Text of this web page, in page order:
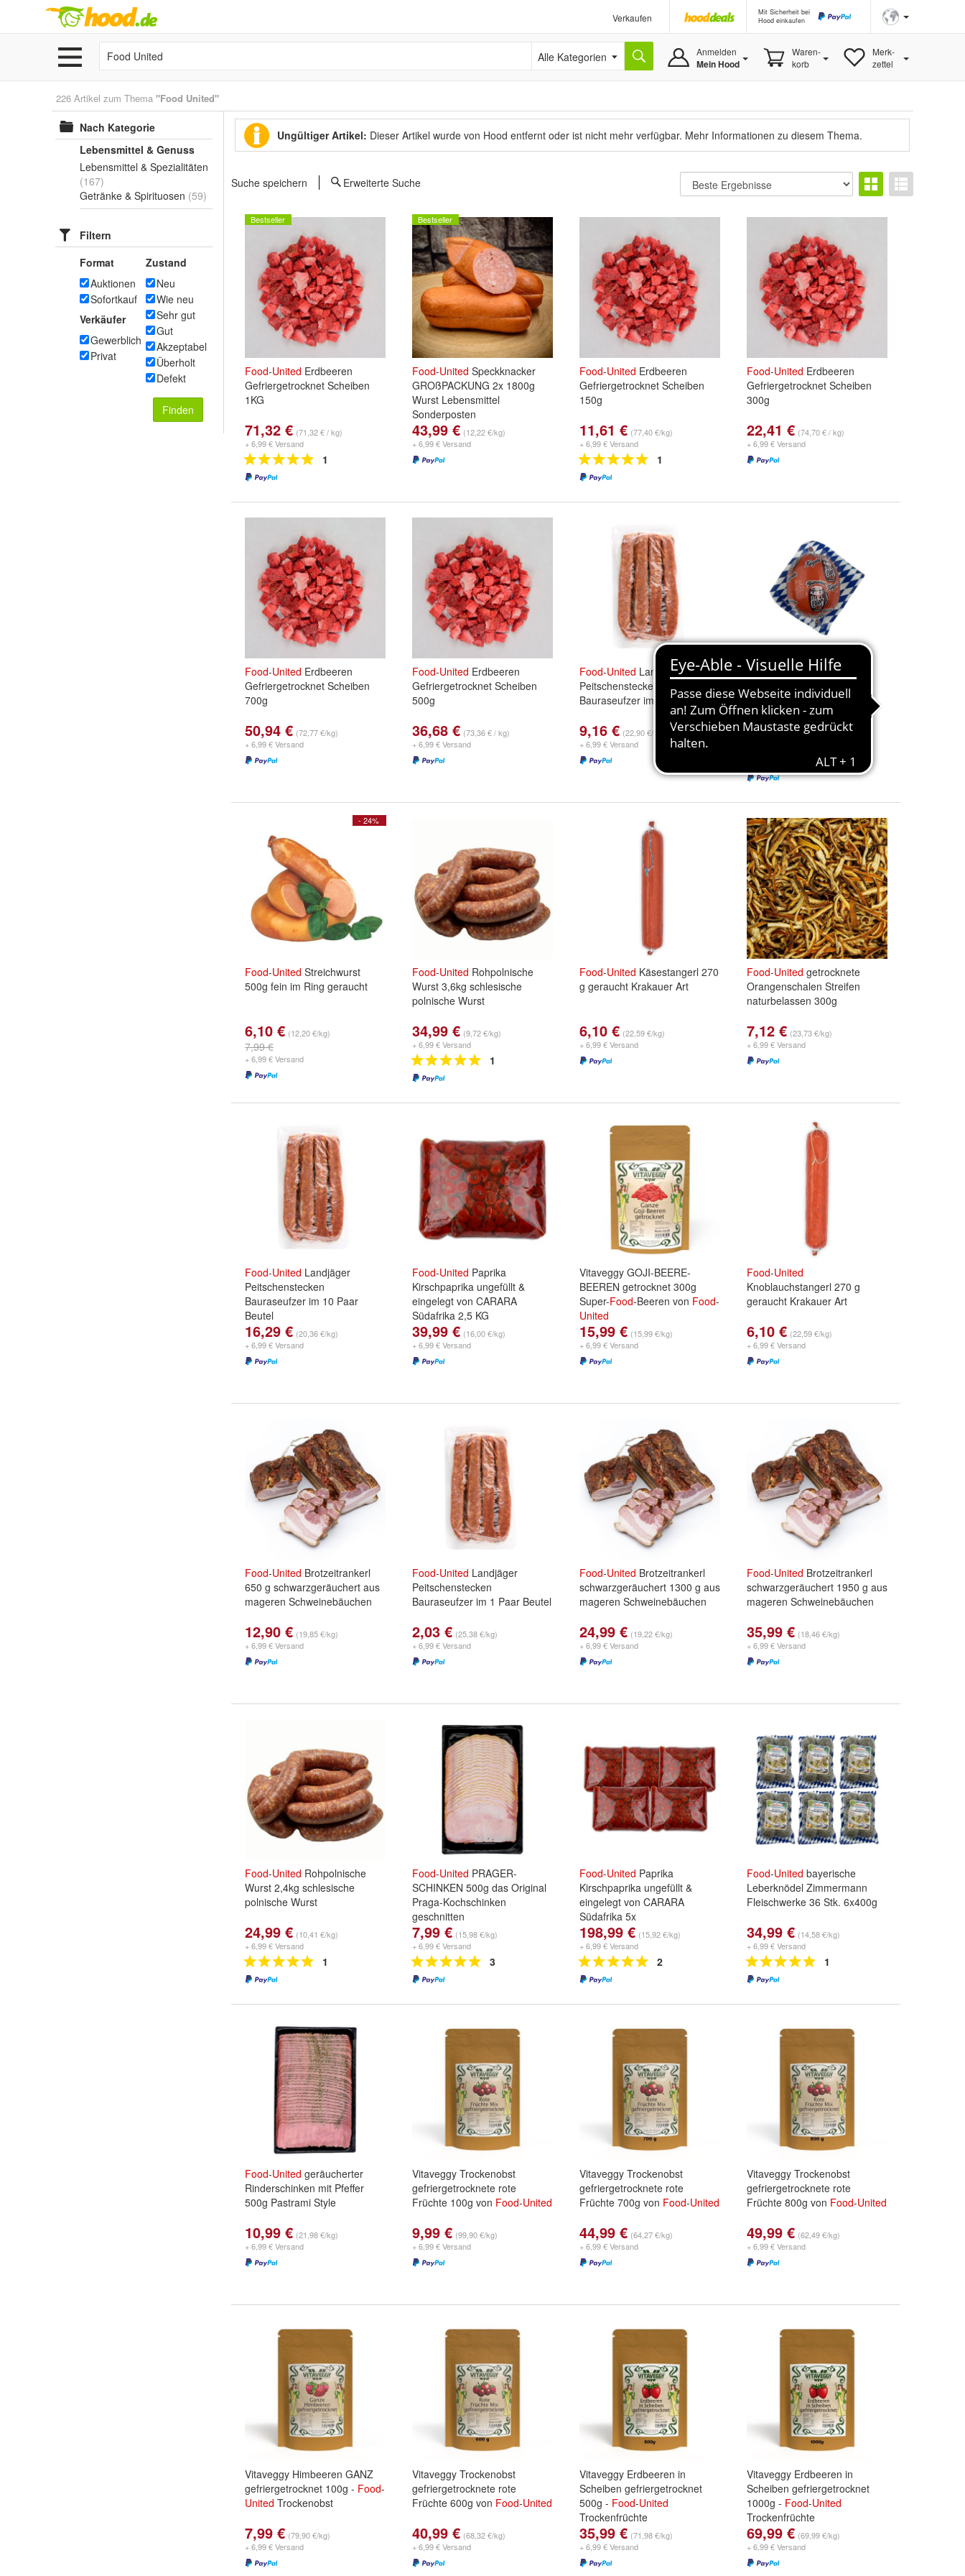
Verkaufen
Mit Sicherheit bei
Hood einkaufen
Alle Kategorien Anmelden
Mein Hood
Waren-
korb
Merk-
zettel
226 Artikel zum Thema "Food United"
Nach Kategorie
Lebensmittel & Genuss
Lebensmittel & Spezialitäten
(167)
Getränke & Spirituosen (59)
Filtern
Format
Auktionen
Sofortkauf
Verkäufer
Gewerblich
Privat
Zustand
Neu
Wie neu
Sehr gut
Gut
Akzeptabel
Überholt
Defekt
Finden
Ungültiger Artikel: Dieser Artikel wurde von Hood entfernt oder ist nicht mehr verfügbar. Mehr Informationen zu diesem Thema.
Suche speichern Erweiterte Suche
Bestseller
Food-United Erdbeeren
Gefriergetrocknet Scheiben
1KG
71,32 € (71,32 € / kg)
+ 6,99 € Versand
1
Bestseller
Food-United Speckknacker
GROßPACKUNG 2x 1800g
Wurst Lebensmittel
Sonderposten
43,99 € (12,22 €/kg)
+ 6,99 € Versand
Food-United Erdbeeren
Gefriergetrocknet Scheiben
150g
11,61 € (77,40 €/kg)
+ 6,99 € Versand
1
Food-United Erdbeeren
Gefriergetrocknet Scheiben
300g
22,41 € (74,70 € / kg)
+ 6,99 € Versand
Food-United Erdbeeren
Gefriergetrocknet Scheiben
700g
50,94 € (72,77 €/kg)
+ 6,99 € Versand
Food-United Erdbeeren
Gefriergetrocknet Scheiben
500g
36,68 € (73,36 € / kg)
+ 6,99 € Versand
Food-United Landjäger
Peitschenstecken
Bauraseufzer im-5 Paar
9,16 € (22,90 €/kg)
+ 6,99 € Versand
Food-United bayerische
Bierwurst Bierkugel von
Zimmermann Fleischwerke
400g
12,99 € (32,48 €/kg)
1
- 24%
Food-United Streichwurst
500g fein im Ring geraucht
6,10 € (12,20 €/kg)
7,99 €
+ 6,99 € Versand
Food-United Rohpolnische
Wurst 3,6kg schlesische
polnische Wurst
34,99 € (9,72 €/kg)
+ 6,99 € Versand
1
Food-United Käsestangerl 270
g geraucht Krakauer Art
6,10 € (22,59 €/kg)
+ 6,99 € Versand
Food-United getrocknete
Orangenschalen Streifen
naturbelassen 300g
7,12 € (23,73 €/kg)
+ 6,99 € Versand
Food-United Landjäger
Peitschenstecken
Bauraseufzer im 10 Paar
Beutel
16,29 € (20,36 €/kg)
+ 6,99 € Versand
Food-United Paprika
Kirschpaprika ungefüllt &
eingelegt von CARARA
Südafrika 2,5 KG
39,99 € (16,00 €/kg)
+ 6,99 € Versand
Vitaveggy GOJI-BEERE-
BEEREN getrocknet 300g
Super-Food-Beeren von Food-
United
15,99 € (15,99 €/kg)
+ 6,99 € Versand
Food-United
Knoblauchstangerl 270 g
geraucht Krakauer Art
6,10 € (22,59 €/kg)
+ 6,99 € Versand
Food-United Brotzeitrankerl
650 g schwarzgeräuchert aus
mageren Schweinebäuchen
12,90 € (19,85 €/kg)
+ 6,99 € Versand
Food-United Landjäger
Peitschenstecken
Bauraseufzer im 1 Paar Beutel
2,03 € (25,38 €/kg)
+ 6,99 € Versand
Food-United Brotzeitrankerl
schwarzgeräuchert 1300 g aus
mageren Schweinebäuchen
24,99 € (19,22 €/kg)
+ 6,99 € Versand
Food-United Brotzeitrankerl
schwarzgeräuchert 1950 g aus
mageren Schweinebäuchen
35,99 € (18,46 €/kg)
+ 6,99 € Versand
Food-United Rohpolnische
Wurst 2,4kg schlesische
polnische Wurst
24,99 € (10,41 €/kg)
+ 6,99 € Versand
1
Food-United PRAGER-
SCHINKEN 500g das Original
Praga-Kochschinken
geschnitten
7,99 € (15,98 €/kg)
+ 6,99 € Versand
3
Food-United Paprika
Kirschpaprika ungefüllt &
eingelegt von CARARA
Südafrika 5x
198,99 € (15,92 €/kg)
+ 6,99 € Versand
2
Food-United bayerische
Leberknödel Zimmermann
Fleischwerke 36 Stk. 6x400g
34,99 € (14,58 €/kg)
+ 6,99 € Versand
1
Food-United geräucherter
Rinderschinken mit Pfeffer
500g Pastrami Style
10,99 € (21,98 €/kg)
+ 6,99 € Versand
Vitaveggy Trockenobst
gefriergetrocknete rote
Früchte 100g von Food-United
9,99 € (99,90 €/kg)
+ 6,99 € Versand
Vitaveggy Trockenobst
gefriergetrocknete rote
Früchte 700g von Food-United
44,99 € (64,27 €/kg)
+ 6,99 € Versand
Vitaveggy Trockenobst
gefriergetrocknete rote
Früchte 800g von Food-United
49,99 € (62,49 €/kg)
+ 6,99 € Versand
Vitaveggy Himbeeren GANZ
gefriergetrocknet 100g - Food-
United Trockenobst
7,99 € (79,90 €/kg)
+ 6,99 € Versand
Vitaveggy Trockenobst
gefriergetrocknete rote
Früchte 600g von Food-United
40,99 € (68,32 €/kg)
+ 6,99 € Versand
Vitaveggy Erdbeeren in
Scheiben gefriergetrocknet
500g - Food-United
Trockenfrüchte
35,99 € (71,98 €/kg)
+ 6,99 € Versand
Vitaveggy Erdbeeren in
Scheiben gefriergetrocknet
1000g - Food-United
Trockenfrüchte
69,99 € (69,99 €/kg)
+ 6,99 € Versand